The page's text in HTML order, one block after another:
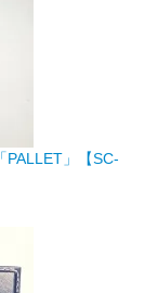
PALLET」【SC-